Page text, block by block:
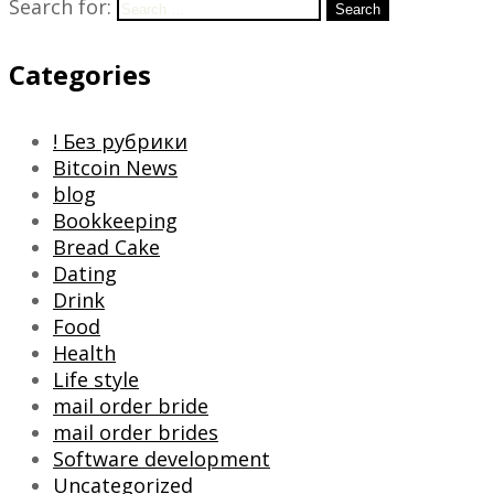
Search for: Search
Categories
! Без рубрики
Bitcoin News
blog
Bookkeeping
Bread Cake
Dating
Drink
Food
Health
Life style
mail order bride
mail order brides
Software development
Uncategorized